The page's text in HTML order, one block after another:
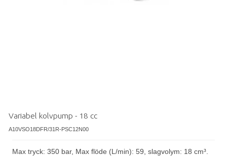
Variabel kolvpump - 18 cc
A10VSO18DFR/31R-PSC12N00
Max tryck: 350 bar, Max flöde (L/min): 59, slagvolym: 18 cm³.